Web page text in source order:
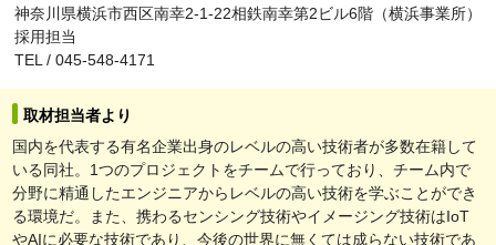
神奈川県横浜市西区南幸2-1-22相鉄南幸第2ビル6階（横浜事業所）
採用担当
TEL / 045-548-4171
取材担当者より
国内を代表する有名企業出身のレベルの高い技術者が多数在籍して
いる同社。1つのプロジェクトをチームで行っており、チーム内で
分野に精通したエンジニアからレベルの高い技術を学ぶことができ
る環境だ。また、携わるセンシング技術やイメージング技術はIoT
やAIに必要な技術であり、今後の世界に無くては成らない技術であ